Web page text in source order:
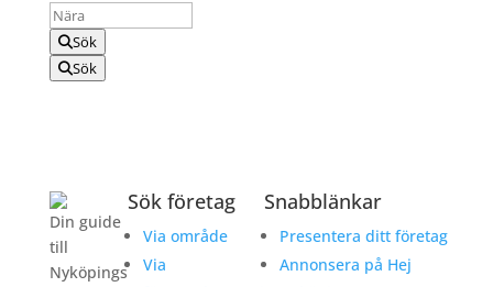
Sök
Sök
Din guide
till
Nyköpings
Sök företag
Via område
Via
Snabblänkar
Presentera ditt företag
Annonsera på Hej